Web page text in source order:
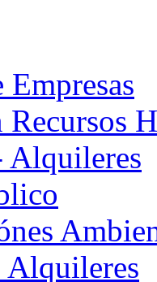
Alquileres
Alquileres